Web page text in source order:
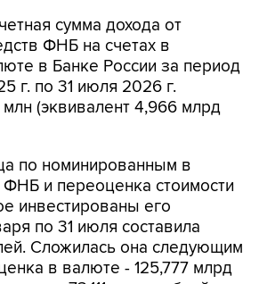
сумма дохода от
ФНБ на счетах в
в Банке России за период
г. по 31 июля 2026 г.
(эквивалент 4,966 млрд
по номинированным в
и переоценка стоимости
инвестированы его
по 31 июля составила
Сложилась она следующим
в валюте - 125,777 млрд